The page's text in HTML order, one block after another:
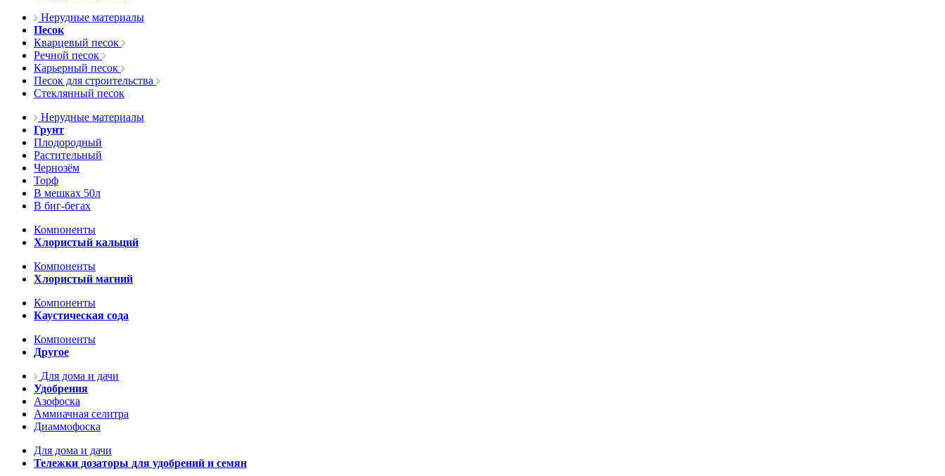
Нерудные материалы
Песок
Кварцевый песок
Речной песок
Карьерный песок
Песок для строительства
Стеклянный песок
Нерудные материалы
Грунт
Плодородный
Растительный
Чернозём
Торф
В мешках 50л
В биг-бегах
Компоненты
Хлористый кальций
Компоненты
Хлористый магний
Компоненты
Каустическая сода
Компоненты
Другое
Для дома и дачи
Удобрения
Азофоска
Аммиачная селитра
Диаммофоска
Для дома и дачи
Тележки дозаторы для удобрений и семян